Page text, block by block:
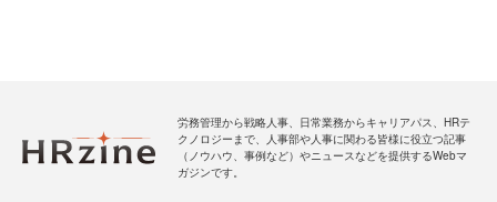
労務管理から戦略人事、日常業務からキャリアパス、HRテ
クノロジーまで、人事部や人事に関わる皆様に役立つ記事
（ノウハウ、事例など）やニュースなどを提供するWebマ
ガジンです。